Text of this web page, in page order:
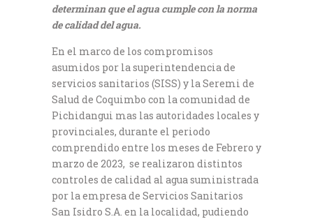
determinan que el agua cumple con la norma
de calidad del agua.
En el marco de los compromisos
asumidos por la superintendencia de
servicios sanitarios (SISS) y la Seremi de
Salud de Coquimbo con la comunidad de
Pichidangui mas las autoridades locales y
provinciales, durante el periodo
comprendido entre los meses de Febrero y
marzo de 2023, se realizaron distintos
controles de calidad al agua suministrada
por la empresa de Servicios Sanitarios
San Isidro S.A. en la localidad, pudiendo